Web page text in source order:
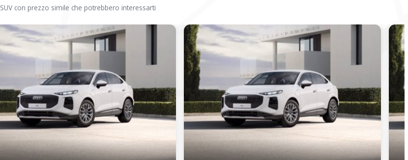
SUV con prezzo simile che potrebbero interessarti